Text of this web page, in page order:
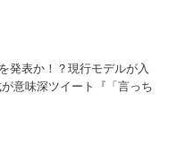
発表か！？現行モデルが入
意味深ツイート『「言っち